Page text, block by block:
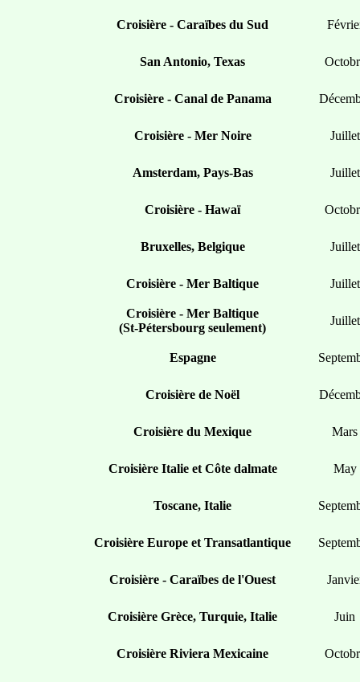
Croisière - Caraïbes du Sud
San Antonio, Texas
Croisière - Canal de Panama
Croisière - Mer Noire Juillet
Amsterdam, Pays-Bas Juillet
Croisière - Hawaï
Bruxelles, Belgique Juillet
Croisière - Mer Baltique Juillet
Croisière - Mer Baltique
(St-Pétersbourg seulement)
Juillet
Espagne
Croisière de Noël
Croisière du Mexique Mars
Croisière Italie et Côte dalmate May
Toscane, Italie
Croisière Europe et Transatlantique
Croisière - Caraïbes de l'Ouest
Croisière Grèce, Turquie, Italie Juin
Croisière Riviera Mexicaine